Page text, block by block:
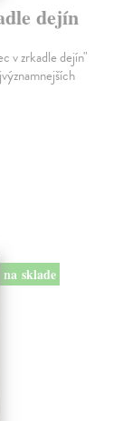
dejín
v zrkadle dejín"
na sklade